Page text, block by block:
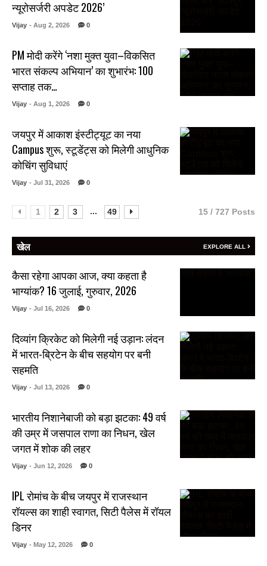
न्यूरोसर्जरी अपडेट 2026’
Vijay - Aug 2, 2026 0
PM मोदी करेंगे ‘नशा मुक्त युवा–विकसित
भारत संकल्प अभियान’ का शुभारंभ: 100
सप्ताह तक…
Vijay - Aug 1, 2026 0
जयपुर में आकाश इंस्टीट्यूट का नया
Campus शुरू, स्टूडेंट्स को मिलेगी आधुनिक
कोचिंग सुविधाएं
Vijay - Jul 31, 2026 0
1 2 3 ... 49 15 / 727 Posts
खेल EXPLORE ALL
कैसा रहेगा आपका आज, क्या कहता है
भाग्यांक? 16 जुलाई, गुरुवार, 2026
Vijay - Jul 16, 2026 0
दिव्यांग क्रिकेट को मिलेगी नई उड़ान: लंदन
में भारत-ब्रिटेन के बीच सहयोग पर बनी
सहमति
Vijay - Jul 13, 2026 0
भारतीय निशानेबाजी को बड़ा झटका: 49 वर्ष
की उम्र में जसपाल राणा का निधन, खेल
जगत में शोक की लहर
Vijay - Jun 12, 2026 0
IPL रोमांच के बीच जयपुर में राजस्थान
रॉयल्स का शाही स्वागत, सिटी पैलेस में रॉयल
डिनर
Vijay - May 12, 2026 0